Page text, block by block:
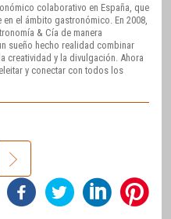
colaborativo en España, que
el ámbito gastronómico. En 2008,
& Cía de manera
sueño hecho realidad combinar
creatividad y la divulgación. Ahora
y conectar con todos los